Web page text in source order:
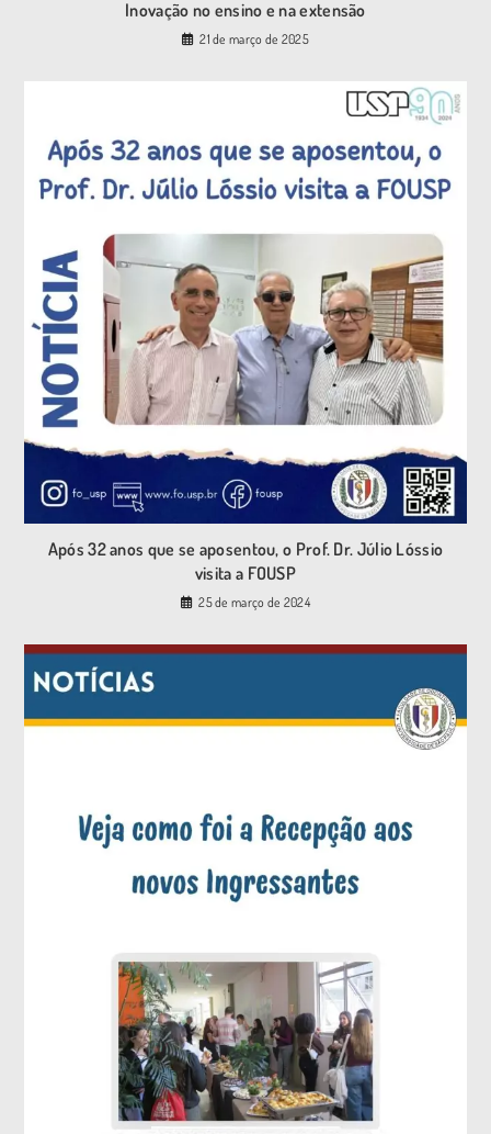
Inovação no ensino e na extensão
21 de março de 2025
Após 32 anos que se aposentou, o Prof. Dr. Júlio Lóssio
visita a FOUSP
25 de março de 2024